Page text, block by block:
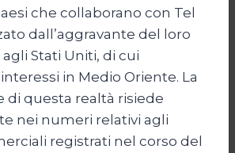
che collaborano con Tel
dall’aggravante del loro
Stati Uniti, di cui
in Medio Oriente. La
di questa realtà risiede
nei numeri relativi agli
registrati nel corso del